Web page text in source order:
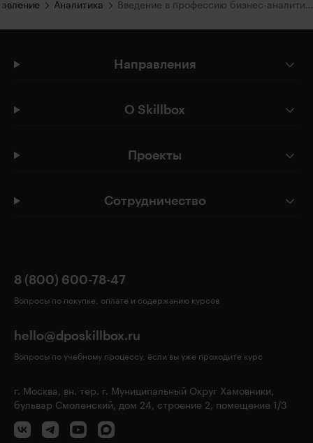
Аналитика Введение в профессию бизнес-аналитика
Направления
О Skillbox
Проекты
Сотрудничество
8 (800) 600-78-47
Вопросы по покупке, оплате и содержанию курсов
hello@dposkillbox.ru
Вопросы по учебному процессу, если вы уже проходите курс
г. Москва, вн. тер. г. Муниципальный Округ Хамовники,
бульвар Смоленский, дом 24, строение 2, помещение 1/3